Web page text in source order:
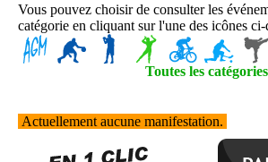
Vous pouvez choisir de consulter les
catégorie en cliquant sur l'une des icônes ci-
Toutes les catégories
Actuellement aucune manifestation.